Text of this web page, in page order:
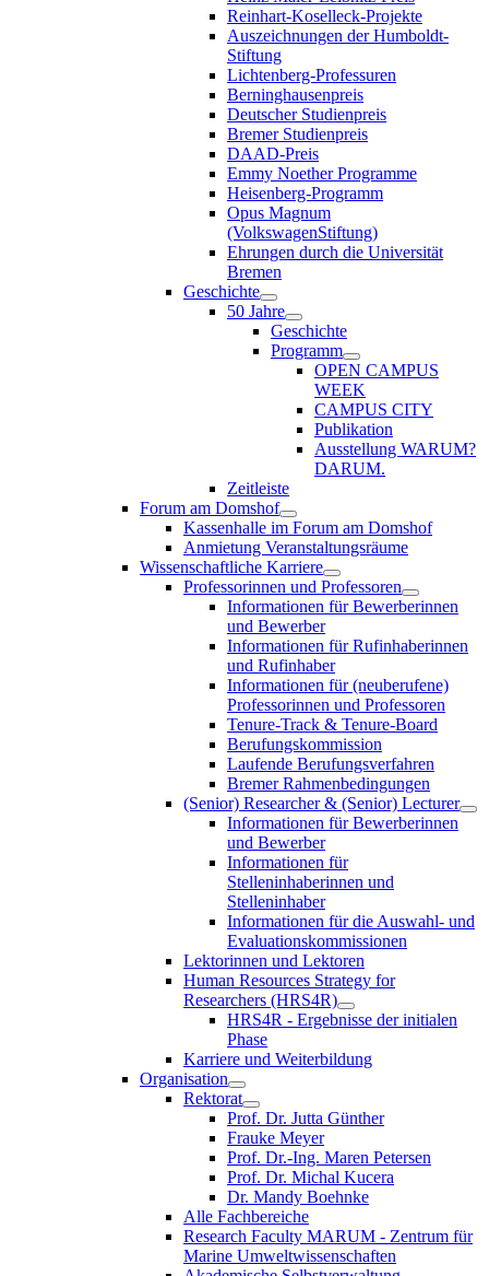
Reinhart-Koselleck-Projekte
Auszeichnungen der Humboldt-
Stiftung
Lichtenberg-Professuren
Berninghausenpreis
Deutscher Studienpreis
Bremer Studienpreis
DAAD-Preis
Emmy Noether Programme
Heisenberg-Programm
Opus Magnum
(VolkswagenStiftung)
Ehrungen durch die Universität
Bremen
Geschichte
50 Jahre
Geschichte
Programm
OPEN CAMPUS
WEEK
CAMPUS CITY
Publikation
Ausstellung WARUM?
DARUM.
Zeitleiste
Forum am Domshof
Kassenhalle im Forum am Domshof
Anmietung Veranstaltungsräume
Wissenschaftliche Karriere
Professorinnen und Professoren
Informationen für Bewerberinnen
und Bewerber
Informationen für Rufinhaberinnen
und Rufinhaber
Informationen für (neuberufene)
Professorinnen und Professoren
Tenure-Track & Tenure-Board
Berufungskommission
Laufende Berufungsverfahren
Bremer Rahmenbedingungen
(Senior) Researcher & (Senior) Lecturer
Informationen für Bewerberinnen
und Bewerber
Informationen für
Stelleninhaberinnen und
Stelleninhaber
Informationen für die Auswahl- und
Evaluationskommissionen
Lektorinnen und Lektoren
Human Resources Strategy for
Researchers (HRS4R)
HRS4R - Ergebnisse der initialen
Phase
Karriere und Weiterbildung
Organisation
Rektorat
Prof. Dr. Jutta Günther
Frauke Meyer
Prof. Dr.-Ing. Maren Petersen
Prof. Dr. Michal Kucera
Dr. Mandy Boehnke
Alle Fachbereiche
Research Faculty MARUM - Zentrum für
Marine Umweltwissenschaften